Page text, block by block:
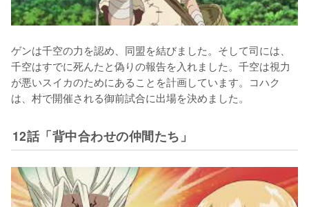
ゲンは千空の力を認め、同盟を結びました。そして司には、
千空はすでに死んたと偽りの報告を入れました。千空は視力
が悪いスイカのためにあることを計画しています。コハク
は、村で開催される御前試合に出場を決めました。
12話「背中合わせの仲間たち」